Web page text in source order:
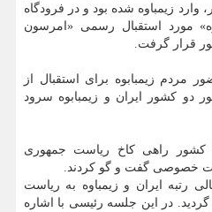
بامداد پنج شنبه ۲۲ تیر، وارد زیمباوه شده بود و در فرودگاه
مورد استقبال رسمی «امرسون
قرار گرفت.
مردم زیمبابوه برای استقبال از
دو کشور ایران و زیمبابوه سرود
راهی کاخ ریاست جمهوری
خصوصی گفت و گو کردند.
رتبه ایران و زیمباوه به ریاست
در این جلسه رئیسی با اشاره